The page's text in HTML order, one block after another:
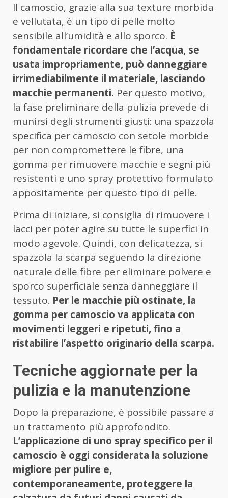
Il camoscio, grazie alla sua texture morbida
e vellutata, è un tipo di pelle molto
sensibile all’umidità e allo sporco. È
fondamentale ricordare che l’acqua, se
usata impropriamente, può danneggiare
irrimediabilmente il materiale, lasciando
macchie permanenti. Per questo motivo,
la fase preliminare della pulizia prevede di
munirsi degli strumenti giusti: una spazzola
specifica per camoscio con setole morbide
per non compromettere le fibre, una
gomma per rimuovere macchie e segni più
resistenti e uno spray protettivo formulato
appositamente per questo tipo di pelle.
Prima di iniziare, si consiglia di rimuovere i
lacci per poter agire su tutte le superfici in
modo agevole. Quindi, con delicatezza, si
spazzola la scarpa seguendo la direzione
naturale delle fibre per eliminare polvere e
sporco superficiale senza danneggiare il
tessuto. Per le macchie più ostinate, la
gomma per camoscio va applicata con
movimenti leggeri e ripetuti, fino a
ristabilire l’aspetto originario della scarpa.
Tecniche aggiornate per la
pulizia e la manutenzione
Dopo la preparazione, è possibile passare a
un trattamento più approfondito.
L’applicazione di uno spray specifico per il
camoscio è oggi considerata la soluzione
migliore per pulire e,
contemporaneamente, proteggere la